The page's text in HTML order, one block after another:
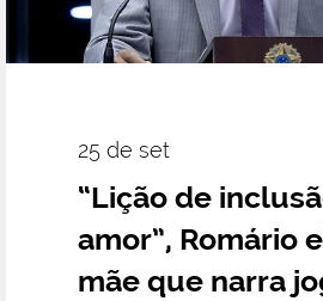
25 de set
“Lição de
amor”, Romário
mãe que narra